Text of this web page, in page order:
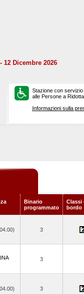
12 Dicembre 2026
Stazione con
alle Persone a
Informazioni sulla
Binario
programmato
Classi
bordo
3
3
3